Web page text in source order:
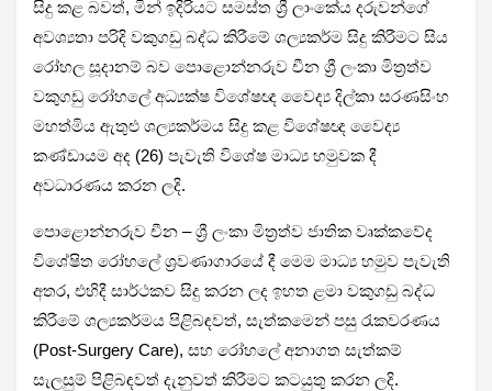
සිදු කළ බවත්, මින් ඉදිරියට සමස්ත ශ්‍රී ලාංකේය දරුවන්ගේ
අවශ්‍යතා පරිදි වකුගඩු බද්ධ කිරීමේ ශල්‍යකර්ම සිදු කිරීමට සිය
රෝහල සූදානම් බව පොළොන්නරුව චීන ශ්‍රී ලංකා මිත්‍රත්ව
වකුගඩු රෝහලේ අධ්‍යක්ෂ විශේෂඥ වෛද්‍ය දිල්කා සරණසිංහ
මහත්මිය ඇතුළු ශල්‍යකර්මය සිදු කළ විශේෂඥ වෛද්‍ය
කණ්ඩායම අද (26) පැවැති විශේෂ මාධ්‍ය හමුවක දී
අවධාරණය කරන ලදි.
පොළොන්නරුව චීන – ශ්‍රී ලංකා මිත්‍රත්ව ජාතික වෘක්කවේද
විශේෂිත රෝහලේ ශ්‍රවණාගාරයේ දී මෙම මාධ්‍ය හමුව පැවැති
අතර, එහිදී සාර්ථකව සිදු කරන ලද ඉහත‌ ළමා වකුගඩු බද්ධ
කිරීමේ ශල්‍යකර්මය පිළිබඳවත්, සැත්කමෙන් පසු රැකවරණය
(Post-Surgery Care), සහ රෝහලේ අනාගත සැත්කම්
සැලසුම් පිළිබඳවත් දැනුවත් කිරීමට කටයුතු කරන ලදි.